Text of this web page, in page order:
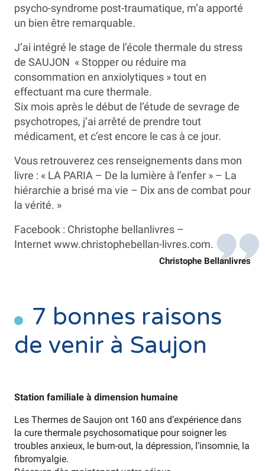
psycho-syndrome post-traumatique, m’a apporté
un bien être remarquable.
J’ai intégré le stage de l’école thermale du stress
de SAUJON « Stopper ou réduire ma
consommation en anxiolytiques » tout en
effectuant ma cure thermale.
Six mois après le début de l’étude de sevrage de
psychotropes, j’ai arrêté de prendre tout
médicament, et c’est encore le cas à ce jour.
Vous retrouverez ces renseignements dans mon
livre : « LA PARIA – De la lumière à l’enfer » – La
hiérarchie a brisé ma vie – Dix ans de combat pour
la vérité. »
Facebook : Christophe bellanlivres –
Internet www.christophebellan-livres.com.
Christophe Bellanlivres
7 bonnes raisons
de venir à Saujon
Station familiale à dimension humaine
Les Thermes de Saujon ont 160 ans d’expérience dans
la cure thermale psychosomatique pour soigner les
troubles anxieux, le burn-out, la dépression, l’insomnie, la
fibromyalgie.